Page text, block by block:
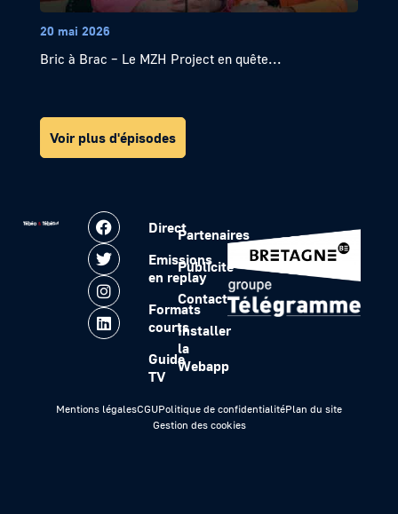
20 mai 2026
Bric à Brac – Le MZH Project en quête...
Voir plus d'épisodes
Direct
Emissions
en replay
Formats
courts
Guide
TV
Partenaires
Publicité
Contact
Installer
la
Webapp
Mentions légalesCGUPolitique de confidentialitéPlan du site
Gestion des cookies